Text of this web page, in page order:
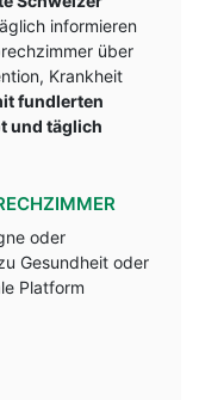
informieren
über
Krankheit
fundlerten
und täglich
oder
Gesundheit oder
Platform